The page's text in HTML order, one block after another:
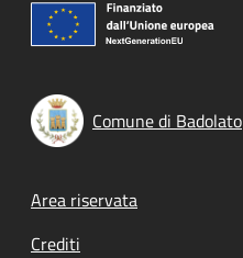
Comune di Badolato
Footer menu
Area riservata
Crediti